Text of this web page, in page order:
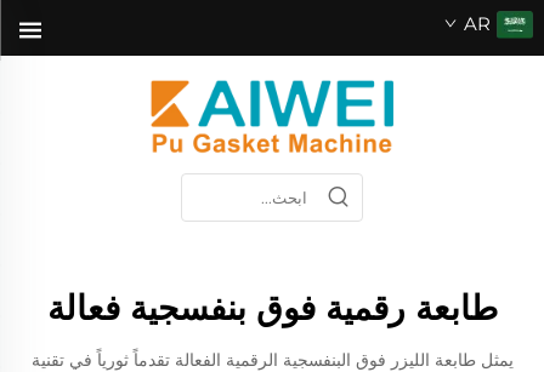
AR
طابعة رقمية فوق بنفسجية فعالة
يمثل طابعة الليزر فوق البنفسجية الرقمية الفعالة تقدماً ثورياً في تقنية